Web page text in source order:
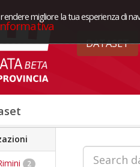
migliore la tua esperienza di
DATASET
2